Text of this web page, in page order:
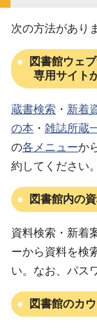
次の方法があり
図書館ウェ
専用サイト
蔵書検索 ・ 新着
の本 ・ 雑誌所蔵
の各メニューか
約してください
図書館内の
資料検索・新着
ーから資料を検
い。なお、パス
図書館のカ